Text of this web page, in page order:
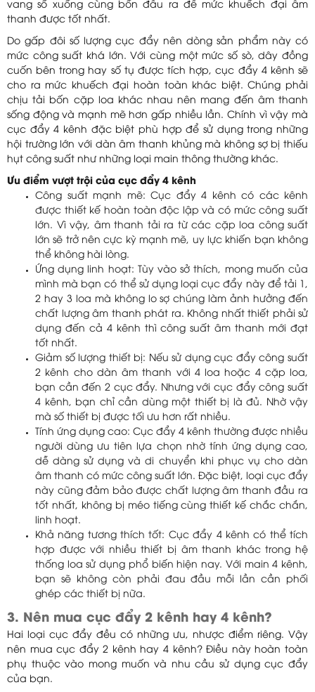
vang số xuống cùng bốn đầu ra để mức khuếch đại âm
thanh được tốt nhất.
Do gấp đôi số lượng cục đẩy nên dòng sản phẩm này có
mức công suất khá lớn. Với cùng một mức số sò, dây đồng
cuốn bên trong hay số tụ được tích hợp, cục đẩy 4 kênh sẽ
cho ra mức khuếch đại hoàn toàn khác biệt. Chúng phải
chịu tải bốn cặp loa khác nhau nên mang đến âm thanh
sống động và mạnh mẽ hơn gấp nhiều lần. Chính vì vậy mà
cục đẩy 4 kênh đặc biệt phù hợp để sử dụng trong những
hội trường lớn với dàn âm thanh khủng mà không sợ bị thiếu
hụt công suất như những loại main thông thường khác.
Ưu điểm vượt trội của cục đẩy 4 kênh
Công suất mạnh mẽ: Cục đẩy 4 kênh có các kênh
được thiết kế hoàn toàn độc lập và có mức công suất
lớn. Vì vậy, âm thanh tải ra từ các cặp loa công suất
lớn sẽ trở nên cực kỳ mạnh mẽ, uy lực khiến bạn không
thể không hài lòng.
Ứng dụng linh hoạt: Tùy vào sở thích, mong muốn của
mình mà bạn có thể sử dụng loại cục đẩy này để tải 1,
2 hay 3 loa mà không lo sợ chúng làm ảnh hưởng đến
chất lượng âm thanh phát ra. Không nhất thiết phải sử
dụng đến cả 4 kênh thì công suất âm thanh mới đạt
tốt nhất.
Giảm số lượng thiết bị: Nếu sử dụng cục đẩy công suất
2 kênh cho dàn âm thanh với 4 loa hoặc 4 cặp loa,
bạn cần đến 2 cục đẩy. Nhưng với cục đẩy công suất
4 kênh, bạn chỉ cần dùng một thiết bị là đủ. Nhờ vậy
mà số thiết bị được tối ưu hơn rất nhiều.
Tính ứng dụng cao: Cục đẩy 4 kênh thường được nhiều
người dùng ưu tiên lựa chọn nhờ tính ứng dụng cao,
dễ dàng sử dụng và di chuyển khi phục vụ cho dàn
âm thanh có mức công suất lớn. Đặc biệt, loại cục đẩy
này cũng đảm bảo được chất lượng âm thanh đầu ra
tốt nhất, không bị méo tiếng cùng thiết kế chắc chắn,
linh hoạt.
Khả năng tương thích tốt: Cục đẩy 4 kênh có thể tích
hợp được với nhiều thiết bị âm thanh khác trong hệ
thống loa sử dụng phổ biến hiện nay. Với main 4 kênh,
bạn sẽ không còn phải đau đầu mỗi lần cần phối
ghép các thiết bị nữa.
3. Nên mua cục đẩy 2 kênh hay 4 kênh?
Hai loại cục đẩy đều có những ưu, nhược điểm riêng. Vậy
nên mua cục đẩy 2 kênh hay 4 kênh? Điều này hoàn toàn
phụ thuộc vào mong muốn và nhu cầu sử dụng cục đẩy
của bạn.